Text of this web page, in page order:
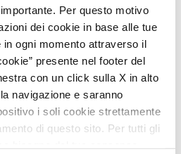
Per questo motivo
dei cookie in base alle tue
ogni momento attraverso il
presente nel footer del
con un click sulla X in alto
navigazione e saranno
i soli cookie strettamente
di questo sito. Per tutti gli
vero cuore della città.